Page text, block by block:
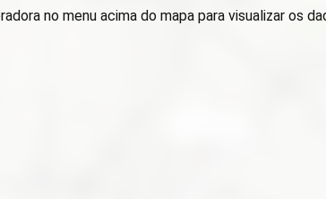
no menu acima do mapa para visualizar os